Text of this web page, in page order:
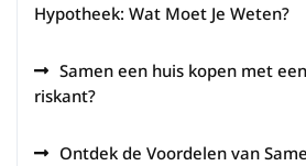
Hypotheek: Wat Moet Je Weten?
Samen een huis kopen met
riskant?
Ontdek de Voordelen van